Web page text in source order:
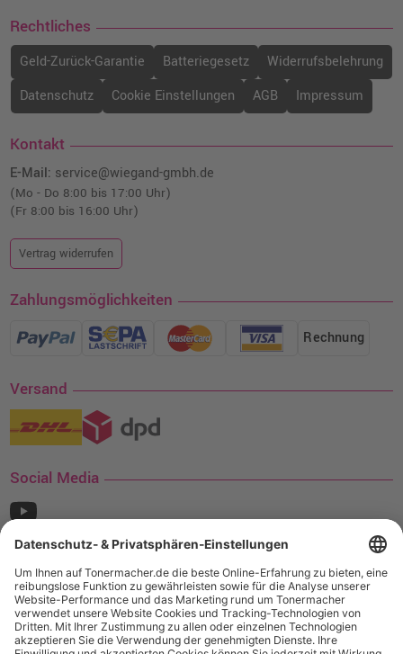
Rechtliches
Geld-Zurück-Garantie Batteriegesetz
Widerrufsbelehrung
Datenschutz
Cookie Einstellungen AGB Impressum
Kontakt
E-Mail: service@wiegand-gmbh.de
(Mo - Do 8:00 bis 17:00 Uhr)
(Fr 8:00 bis 16:00 Uhr)
Vertrag widerrufen
Zahlungsmöglichkeiten
Rechnung
Versand
Social Media
¹ Nur gültig für den Versand innerhalb Deutschlands. Befindet sich ein Warenwert
von mindestens 35€ (inkl. Mwst.) an Ampertec Artikeln in Ihrem Warenkorb, ist der
Versand für Sie kostenfrei.